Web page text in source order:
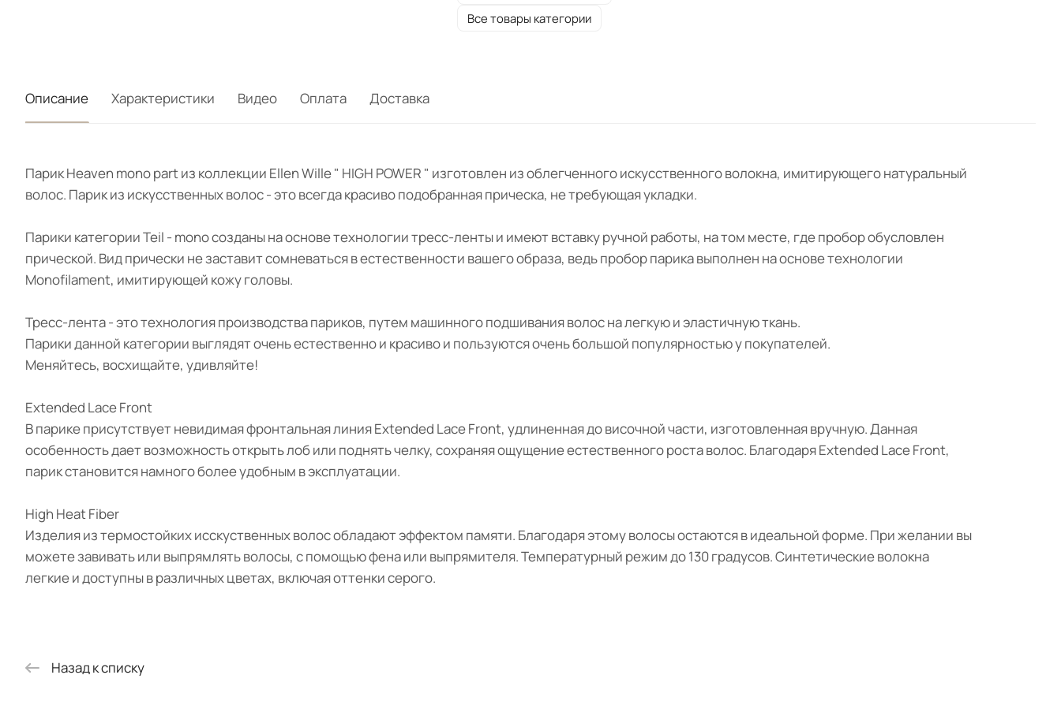
Все товары категории
Описание Характеристики Видео Оплата Доставка
Парик Heaven mono part из коллекции Ellen Wille " HIGH POWER " изготовлен из облегченного искусственного волокна, имитирующего натуральный
волос. Парик из искусственных волос - это всегда красиво подобранная прическа, не требующая укладки.
Парики категории Teil - mono созданы на основе технологии тресс-ленты и имеют вставку ручной работы, на том месте, где пробор обусловлен
прической. Вид прически не заставит сомневаться в естественности вашего образа, ведь пробор парика выполнен на основе технологии
Monofilament, имитирующей кожу головы.
Тресс-лента - это технология производства париков, путем машинного подшивания волос на легкую и эластичную ткань.
Парики данной категории выглядят очень естественно и красиво и пользуются очень большой популярностью у покупателей.
Меняйтесь, восхищайте, удивляйте!
Extended Lace Front
В парике присутствует невидимая фронтальная линия Extended Lace Front, удлиненная до височной части, изготовленная вручную. Данная
особенность дает возможность открыть лоб или поднять челку, сохраняя ощущение естественного роста волос. Благодаря Extended Lace Front,
парик становится намного более удобным в эксплуатации.
High Heat Fiber
Изделия из термостойких исскуственных волос обладают эффектом памяти. Благодаря этому волосы остаются в идеальной форме. При желании вы
можете завивать или выпрямлять волосы, с помощью фена или выпрямителя. Температурный режим до 130 градусов. Синтетические волокна
легкие и доступны в различных цветах, включая оттенки серого.
Назад к списку